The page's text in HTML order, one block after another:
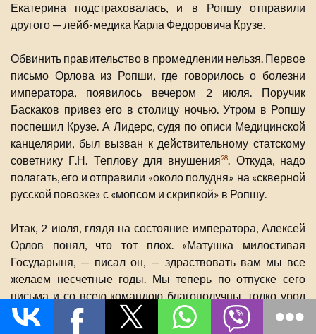
Екатерина подстраховалась, и в Ропшу отправили
другого — лейб-медика Карла Федоровича Крузе.
Обвинить правительство в промедлении нельзя. Первое
письмо Орлова из Ропши, где говорилось о болезни
императора, появилось вечером 2 июля. Поручик
Баскаков привез его в столицу ночью. Утром в Ропшу
поспешил Крузе. А Лидерс, судя по описи Медицинской
канцелярии, был вызван к действительному статскому
советнику Г.Н. Теплову для внушения28. Откуда, надо
полагать, его и отправили «около полудня» на «скверной
русской повозке» с «мопсом и скрипкой» в Ропшу.
Итак, 2 июля, глядя на состояние императора, Алексей
Орлов понял, что тот плох. «Матушка милостивая
Государыня, — писал он, — здраствовать вам мы все
желаем несчетные годы. Мы теперь по отпуске сего
письма и со всею командою благополучны, толко урод
наш очень занемог и схватила ево нечаянная колика. И я
опасен, штоб он сиводнишную ночь не умер, а болше